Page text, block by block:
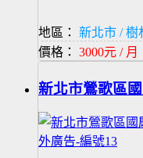
地區：
新北市 / 樹
價格： 3000元 / 月
新北市鶯歌區